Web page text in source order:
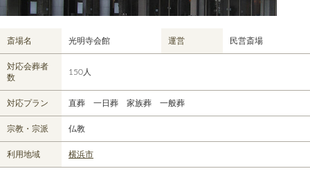
斎場名 光明寺会館 運営 民営斎場
対応会葬者
数
150人
対応プラン 直葬 一日葬 家族葬 一般葬
宗教・宗派 仏教
利用地域 横浜市